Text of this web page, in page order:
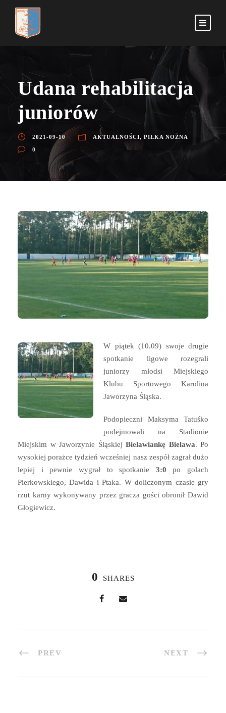
Udana rehabilitacja
juniorów
2021-09-10 AKTUALNOŚCI, PIŁKA NOŻNA
0
W piątek (10.09) swoje drugie
spotkanie ligowe rozegrali
juniorzy młodsi Miejskiego
Klubu Sportowego Karolina
Jaworzyna Śląska.
Podopieczni Maksyma Tatuśko
podejmowali na Stadionie
Miejskim w Jaworzynie Śląskiej Bielawiankę Bielawa. Po
wysokiej porażce tydzień wcześniej nasz zespół zagrał dużo
lepiej i pewnie wygrał to spotkanie 3:0 po golach
Pierkowskiego, Dawida i Ptaka. W doliczonym czasie gry
rzut karny wykonywany przez gracza gości obronił Dawid
Głogiewicz.
0 SHARES
PREV NEXT